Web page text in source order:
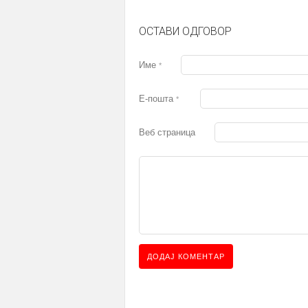
ОСТАВИ ОДГОВОР
Име *
Е-пошта *
Веб страница